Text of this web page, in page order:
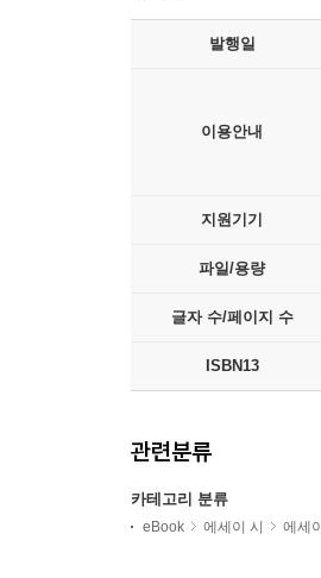
발행일
이용안내
지원기기
파일/용량
글자 수/페이지 수
ISBN13
관련분류
카테고리 분류
eBook 에세이 시 에세이